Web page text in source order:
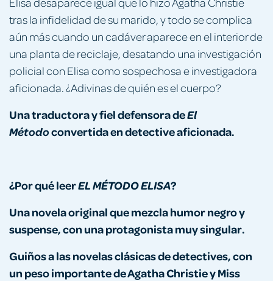
tras la infidelidad de su marido, y todo se complica
aún más cuando un cadáver aparece en el interior de
una planta de reciclaje, desatando una investigación
policial con Elisa como sospechosa e investigadora
aficionada. ¿Adivinas de quién es el cuerpo?
Una traductora y fiel defensora deEl
Métodoconvertida en detective aficionada.
¿Por qué leerEL MÉTODO ELISA?
Una novela original que mezcla humor negro y
suspense, con una protagonista muy singular.
Guiños a las novelas clásicas de detectives, con
un peso importante de Agatha Christie y Miss